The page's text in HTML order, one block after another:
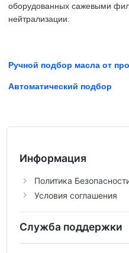
оборудованных сажевыми
нейтрализации.
Ручной подбор масла от
Автоматический подбор
Информация
Политика
Условия соглашения
Служба поддержки